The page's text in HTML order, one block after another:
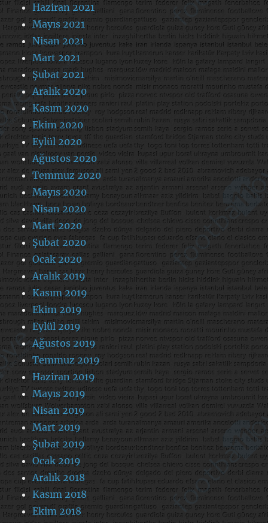
Haziran 2021
Mayıs 2021
Nisan 2021
Mart 2021
Şubat 2021
Aralık 2020
Kasım 2020
Ekim 2020
Eylül 2020
Ağustos 2020
Temmuz 2020
Mayıs 2020
Nisan 2020
Mart 2020
Şubat 2020
Ocak 2020
Aralık 2019
Kasım 2019
Ekim 2019
Eylül 2019
Ağustos 2019
Temmuz 2019
Haziran 2019
Mayıs 2019
Nisan 2019
Mart 2019
Şubat 2019
Ocak 2019
Aralık 2018
Kasım 2018
Ekim 2018